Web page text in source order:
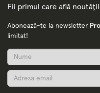
Fii primul care află
Abonează-te la newsletter
limitat!